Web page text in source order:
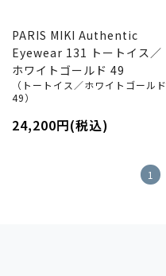
PARIS MIKI Authentic
Eyewear 131 トートイス／
ホワイトゴールド 49
（トートイス／ホワイトゴールド
49）
24,200円(税込)
1